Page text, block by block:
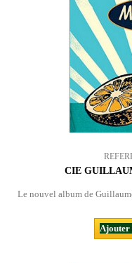
CIE
Le nouvel album de
Ajouter